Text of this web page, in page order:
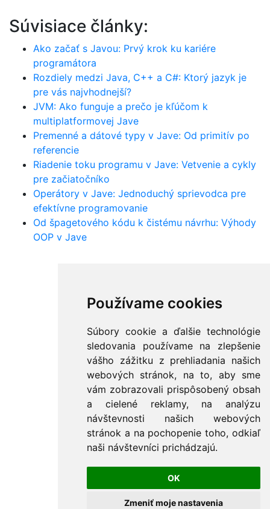
Používame cookies
Súbory cookie a ďalšie technológie
sledovania používame na zlepšenie
vášho zážitku z prehliadania našich
webových stránok, na to, aby sme
vám zobrazovali prispôsobený obsah
a cielené reklamy, na analýzu
návštevnosti našich webových
stránok a na pochopenie toho, odkiaľ
naši návštevníci prichádzajú.
OK
Zmeniť moje nastavenia
Súvisiace články:
Ako začať s Javou: Prvý krok ku kariére
programátora
Rozdiely medzi Java, C++ a C#: Ktorý jazyk je
pre vás najvhodnejší?
JVM: Ako funguje a prečo je kľúčom k
multiplatformovej Jave
Premenné a dátové typy v Jave: Od primitív po
referencie
Riadenie toku programu v Jave: Vetvenie a cykly
pre začiatočníko
Operátory v Jave: Jednoduchý sprievodca pre
efektívne programovanie
Od špagetového kódu k čistému návrhu: Výhody
OOP v Jave